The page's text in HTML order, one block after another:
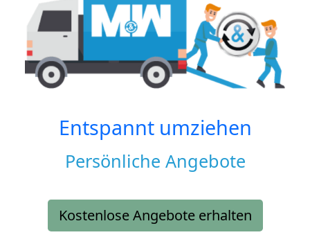
Entspannt umziehen
Persönliche Angebote
Kostenlose Angebote erhalten